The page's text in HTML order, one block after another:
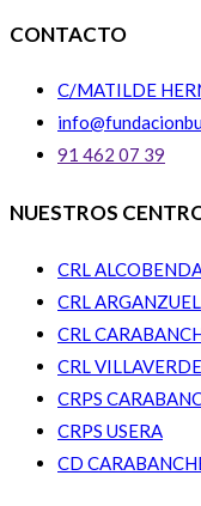
CONTACTO
C/MATILDE
91 462 07 39
NUESTROS
CRL
CRL
CRL
CRL VILLAVERDE
CRPS
CRPS USERA
CD